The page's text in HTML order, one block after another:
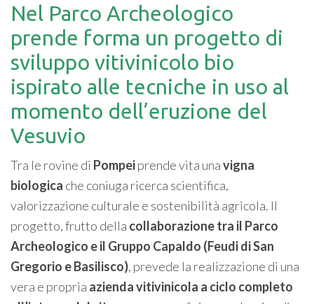
Nel Parco Archeologico
prende forma un progetto di
sviluppo vitivinicolo bio
ispirato alle tecniche in uso al
momento dell’eruzione del
Vesuvio
Tra le rovine di Pompeiprende vita unavigna
biologica che coniuga ricerca scientifica,
valorizzazione culturale e sostenibilità agricola. Il
progetto, frutto della collaborazione tra il Parco
Archeologico e il Gruppo Capaldo (Feudi di San
Gregorio e Basilisco), prevede la realizzazione di una
vera e propria azienda vitivinicola a ciclo completo